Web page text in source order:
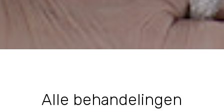
Alle behandelingen